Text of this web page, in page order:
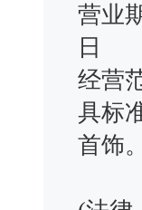
营业
日
经营
具标
首饰。